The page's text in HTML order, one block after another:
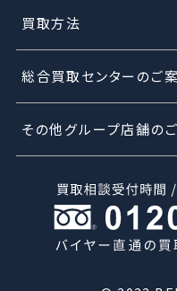
買取方法
総合買取センターのご
その他グループ店舗の